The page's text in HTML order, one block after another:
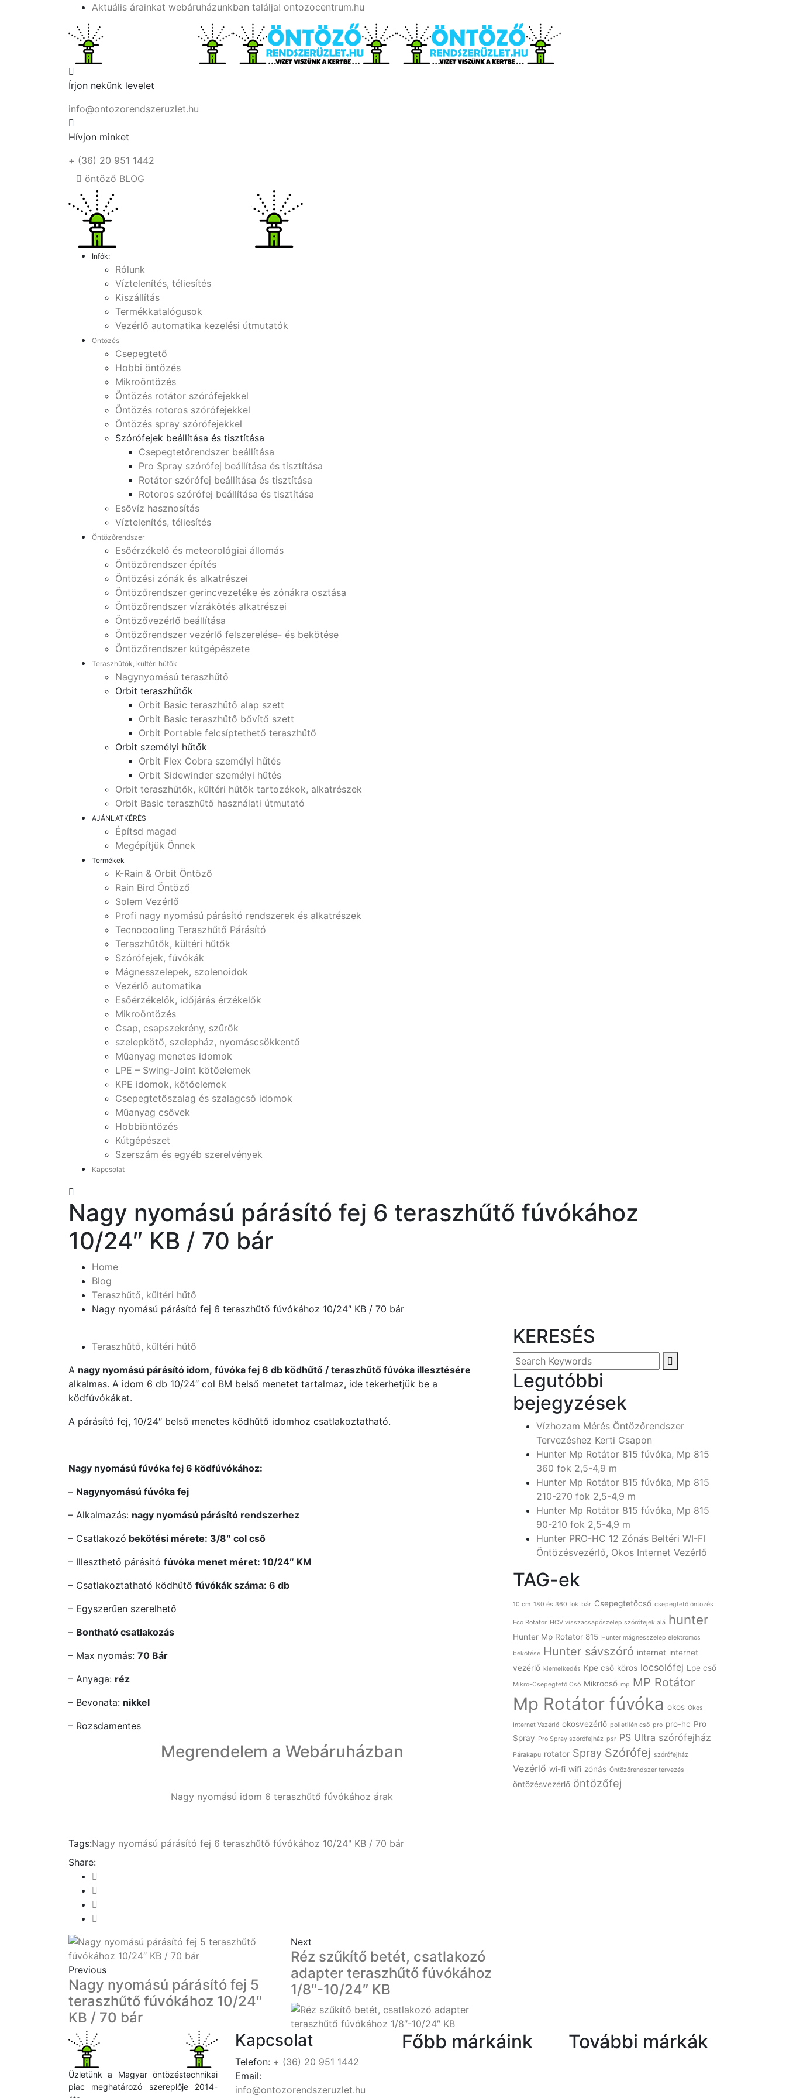
Aktuális árainkat webáruházunkban találja! ontozocentrum.hu
Írjon nekünk levelet
info@ontozorendszeruzlet.hu
Hívjon minket
+ (36) 20 951 1442
öntöző BLOG
Infók:
Rólunk
Víztelenítés, téliesítés
Kiszállítás
Termékkatalógusok
Vezérlő automatika kezelési útmutatók
Öntözés
Csepegtető
Hobbi öntözés
Mikroöntözés
Öntözés rotátor szórófejekkel
Öntözés rotoros szórófejekkel
Öntözés spray szórófejekkel
Szórófejek beállítása és tisztítása
Csepegtetőrendszer beállítása
Pro Spray szórófej beállítása és tisztítása
Rotátor szórófej beállítása és tisztítása
Rotoros szórófej beállítása és tisztítása
Esővíz hasznosítás
Víztelenítés, téliesítés
Öntözőrendszer
Esőérzékelő és meteorológiai állomás
Öntözőrendszer építés
Öntözési zónák és alkatrészei
Öntözőrendszer gerincvezetéke és zónákra osztása
Öntözőrendszer vízrákötés alkatrészei
Öntözővezérlő beállítása
Öntözőrendszer vezérlő felszerelése- és bekötése
Öntözőrendszer kútgépészete
Teraszhűtők, kültéri hűtők
Nagynyomású teraszhűtő
Orbit teraszhűtők
Orbit Basic teraszhűtő alap szett
Orbit Basic teraszhűtő bővítő szett
Orbit Portable felcsíptethető teraszhűtő
Orbit személyi hűtők
Orbit Flex Cobra személyi hűtés
Orbit Sidewinder személyi hűtés
Orbit teraszhűtők, kültéri hűtők tartozékok, alkatrészek
Orbit Basic teraszhűtő használati útmutató
AJÁNLATKÉRÉS
Építsd magad
Megépítjük Önnek
Termékek
K-Rain & Orbit Öntöző
Rain Bird Öntöző
Solem Vezérlő
Profi nagy nyomású párásító rendszerek és alkatrészek
Tecnocooling Teraszhűtő Párásító
Teraszhűtők, kültéri hűtők
Szórófejek, fúvókák
Mágnesszelepek, szolenoidok
Vezérlő automatika
Esőérzékelők, időjárás érzékelők
Mikroöntözés
Csap, csapszekrény, szűrők
szelepkötő, szelepház, nyomáscsökkentő
Műanyag menetes idomok
LPE – Swing-Joint kötőelemek
KPE idomok, kötőelemek
Csepegtetőszalag és szalagcső idomok
Műanyag csövek
Hobbiöntözés
Kútgépészet
Szerszám és egyéb szerelvények
Kapcsolat
Nagy nyomású párásító fej 6 teraszhűtő fúvókához
10/24″ KB / 70 bár
Home
Blog
Teraszhűtő, kültéri hűtő
Nagy nyomású párásító fej 6 teraszhűtő fúvókához 10/24″ KB / 70 bár
Teraszhűtő, kültéri hűtő
A nagy nyomású párásító idom, fúvóka fej 6 db ködhűtő / teraszhűtő fúvóka illesztésére
alkalmas. A idom 6 db 10/24″ col BM belső menetet tartalmaz, ide tekerhetjük be a
ködfúvókákat.
A párásító fej, 10/24″ belső menetes ködhűtő idomhoz csatlakoztatható.
Nagy nyomású fúvóka fej 6 ködfúvókához:
– Nagynyomású fúvóka fej
– Alkalmazás: nagy nyomású párásító rendszerhez
– Csatlakozó bekötési mérete: 3/8″ col cső
– Illeszthető párásító fúvóka menet méret: 10/24″ KM
– Csatlakoztatható ködhűtő fúvókák száma: 6 db
– Egyszerűen szerelhető
– Bontható csatlakozás
– Max nyomás: 70 Bár
– Anyaga: réz
– Bevonata: nikkel
– Rozsdamentes
Megrendelem a Webáruházban
Nagy nyomású idom 6 teraszhűtő fúvókához árak
Tags:Nagy nyomású párásító fej 6 teraszhűtő fúvókához 10/24" KB / 70 bár
Share:
Previous
Nagy nyomású párásító fej 5
teraszhűtő fúvókához 10/24″
KB / 70 bár
Next
Réz szűkítő betét, csatlakozó
adapter teraszhűtő fúvókához
1/8″-10/24″ KB
KERESÉS
Legutóbbi
bejegyzések
Vízhozam Mérés Öntözőrendszer
Tervezéshez Kerti Csapon
Hunter Mp Rotátor 815 fúvóka, Mp 815
360 fok 2,5-4,9 m
Hunter Mp Rotátor 815 fúvóka, Mp 815
210-270 fok 2,5-4,9 m
Hunter Mp Rotátor 815 fúvóka, Mp 815
90-210 fok 2,5-4,9 m
Hunter PRO-HC 12 Zónás Beltéri WI-FI
Öntözésvezérlő, Okos Internet Vezérlő
TAG-ek
10 cm 180 és 360 fok bár Csepegtetőcső csepegtető öntözés
Eco Rotator HCV visszacsapószelep szórófejek alá hunter
Hunter Mp Rotator 815 Hunter mágnesszelep elektromos
bekötése Hunter sávszóró internet internet
vezérlő kiemelkedés Kpe cső körös locsolófej Lpe cső
Mikro-Csepegtető Cső Mikrocső mp MP Rotátor
Mp Rotátor fúvóka okos Okos
Internet Vezérlő okosvezérlő polietilén cső pro pro-hc Pro
Spray Pro Spray szórófejház psr PS Ultra szórófejház
Párakapu rotator Spray Szórófej szórófejház
Vezérlő wi-fi wifi zónás Öntözőrendszer tervezés
öntözésvezérlő öntözőfej
Üzletünk a Magyar öntözéstechnikai
piac meghatározó szereplője 2014-
Kapcsolat
Telefon: + (36) 20 951 1442
Email:
info@ontozorendszeruzlet.hu
Főbb márkáink További márkák